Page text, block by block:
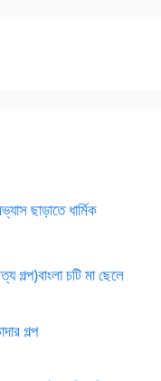
ছাড়াতে ধার্মিক
গল্প)বাংলা চটি মা ছেলে
গল্প